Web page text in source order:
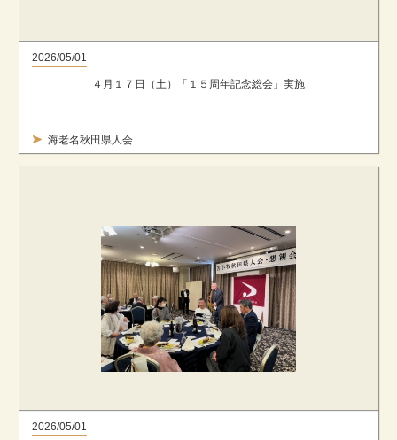
2026/05/01
海老名秋田県人会
４月１７日（土）「１５周年記念総会」実施
2026/05/01